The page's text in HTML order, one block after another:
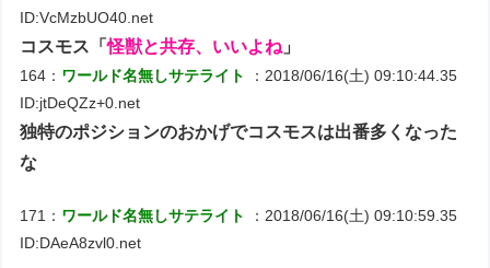
ID:VcMzbUO40.net
コスモス「怪獣と共存、いいよね 」
164： ワールド名無しサテライト
：2018/06/16(土) 09:10:44.35
ID:jtDeQZz+0.net
独特のポジションのおかげでコスモスは出番多くなった
な
171： ワールド名無しサテライト
：2018/06/16(土) 09:10:59.35
ID:DAeA8zvl0.net